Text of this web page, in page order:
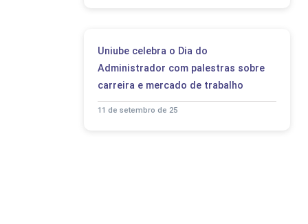
Uniube celebra o Dia do
Administrador com palestras sobre
carreira e mercado de trabalho
11 de setembro de 25